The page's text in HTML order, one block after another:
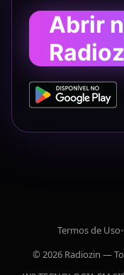
Abrir
Termos de Uso•
© 2026 Radiozin —